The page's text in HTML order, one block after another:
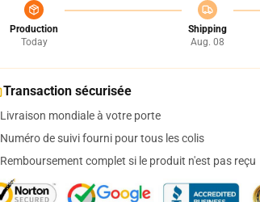
Production
Today
Shipping
Aug. 08
Transaction sécurisée
Livraison mondiale à votre porte
Numéro de suivi fourni pour tous les colis
Remboursement complet si le produit n'est pas reçu